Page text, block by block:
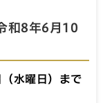
和8年6月10
水曜日）まで